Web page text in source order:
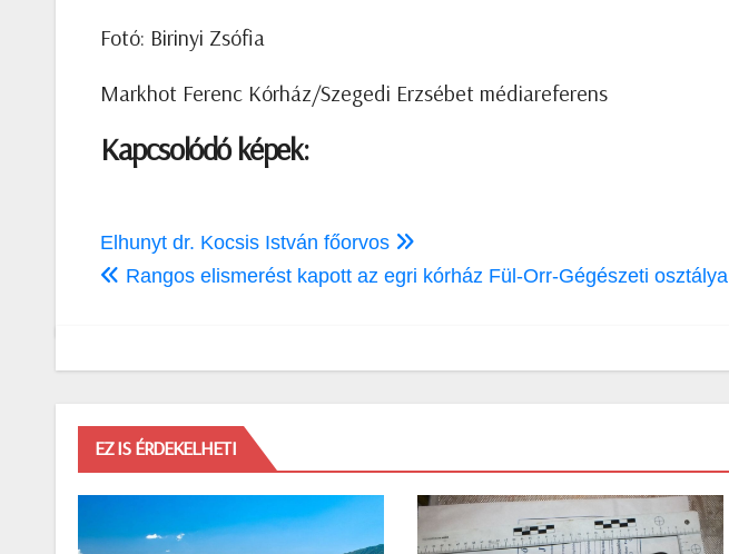
Fotó: Birinyi Zsófia
Markhot Ferenc Kórház/Szegedi Erzsébet médiareferens
Kapcsolódó képek:
Bejegyzés
navigáció
Elhunyt dr. Kocsis István főorvos
Rangos elismerést kapott az egri kórház Fül-Orr-Gégészeti osztálya
EZ IS ÉRDEKELHETI